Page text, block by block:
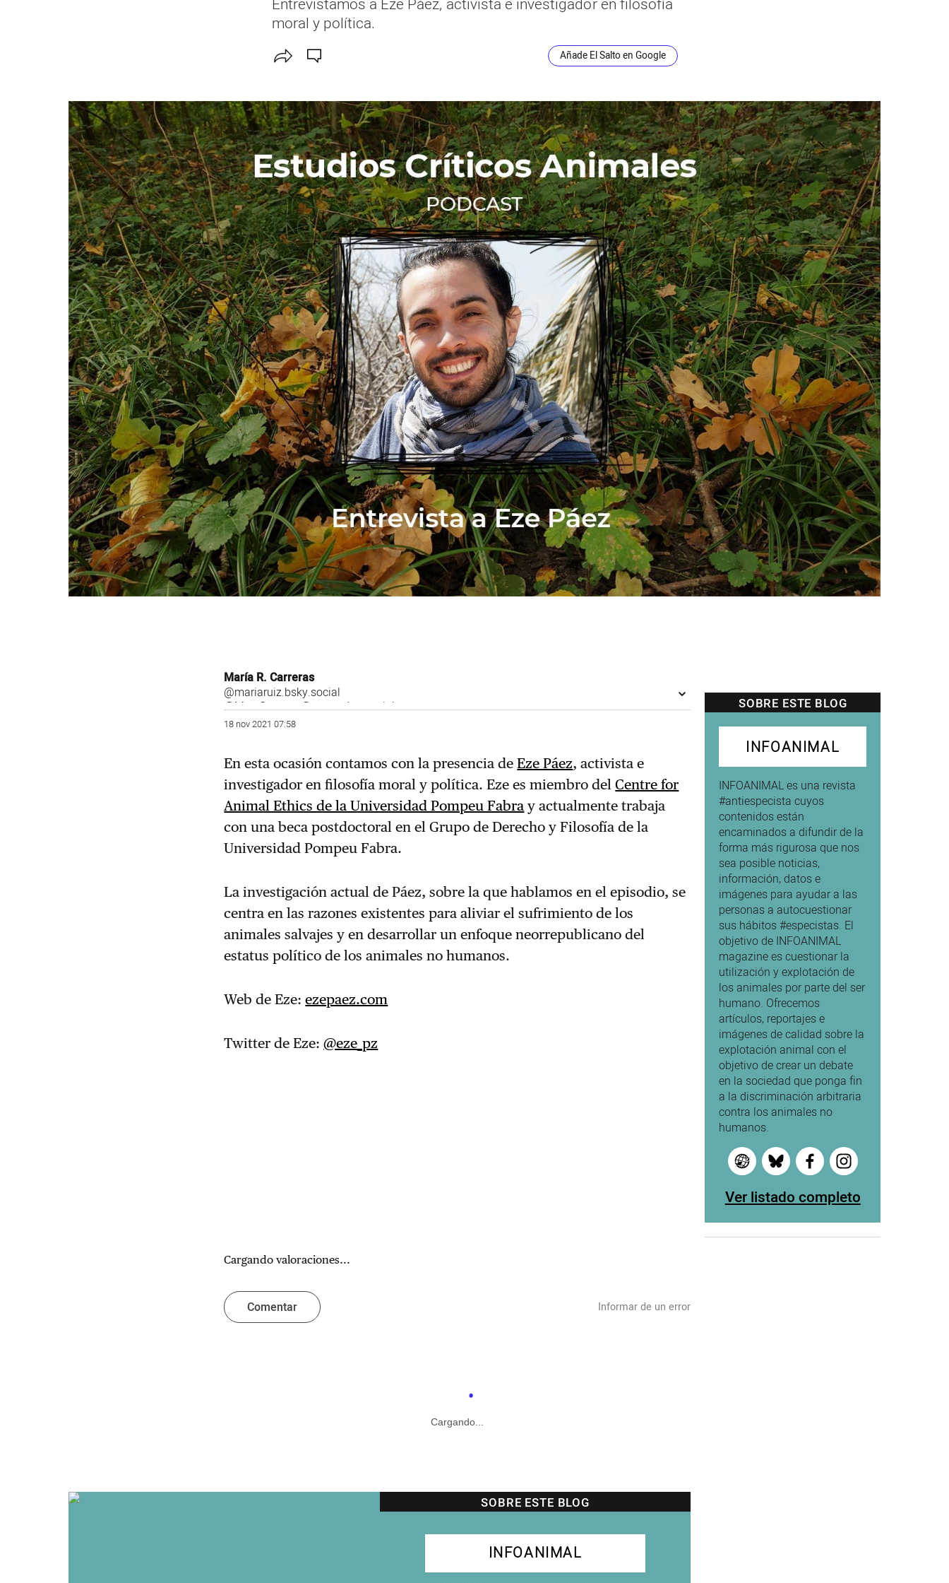
moral y política.
Añade El Salto en Google
María R. Carreras
@mariaruiz.bsky.social‬
@MeryCarreras@mastodon.social
18 nov 2021 07:58
En esta ocasión contamos con la presencia deEze Páez, activista e
investigador en filosofía moral y política. Eze es miembro delCentre for
Animal Ethics de la Universidad Pompeu Fabra y actualmente trabaja
con una beca postdoctoral en el Grupo de Derecho y Filosofía de la
Universidad Pompeu Fabra.
La investigación actual de Páez, sobre la que hablamos en el episodio, se
centra en las razones existentes para aliviar el sufrimiento de los
animales salvajes y en desarrollar un enfoque neorrepublicano del
estatus político de los animales no humanos.
Web de Eze:ezepaez.com
Twitter de Eze:@eze_pz
SOBRE ESTE BLOG
INFOANIMAL
INFOANIMAL es una revista
#antiespecista cuyos
contenidos están
encaminados a difundir de la
forma más rigurosa que nos
sea posible noticias,
información, datos e
imágenes para ayudar a las
personas a autocuestionar
sus hábitos #especistas. El
objetivo de INFOANIMAL
magazine es cuestionar la
utilización y explotación de
los animales por parte del ser
humano. Ofrecemos
artículos, reportajes e
imágenes de calidad sobre la
explotación animal con el
objetivo de crear un debate
en la sociedad que ponga fin
a la discriminación arbitraria
contra los animales no
humanos.
Ver listado completo
Cargando valoraciones...
Comentar Informar de un error
Cargando...
SOBRE ESTE BLOG
INFOANIMAL